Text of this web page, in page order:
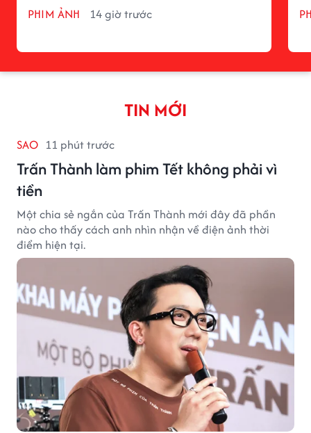
PHIM ẢNH 14 giờ trước
TIN MỚI
SAO 11 phút trước
Trấn Thành làm phim Tết không phải vì
tiền
Một chia sẻ ngắn của Trấn Thành mới đây đã phần
nào cho thấy cách anh nhìn nhận về điện ảnh thời
điểm hiện tại.